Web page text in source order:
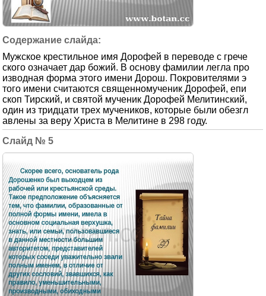
Мужское крестильное имя Дорофей в переводе с грече
ского означает дар божий. В основу фамилии легла про
изводная форма этого имени Дорош. Покровителями э
того имени считаются священномученик Дорофей, епи
скоп Тирский, и святой мученик Дорофей Мелитинский,
один из тридцати трех мучеников, которые были обезгл
авлены за веру Христа в Мелитине в 298 году.
5